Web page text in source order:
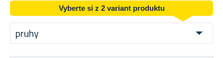
Vyberte si z 2 variant produktu
pruhy